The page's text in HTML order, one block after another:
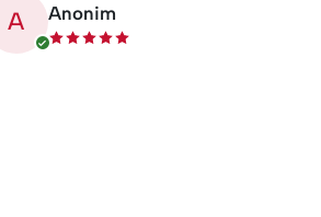
A Anonim